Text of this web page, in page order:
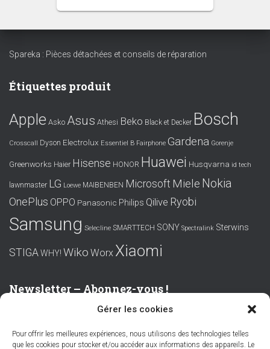
Gérer les cookies
Pour offrir les meilleures expériences, nous utilisons des technologies telles
que les cookies pour stocker et/ou accéder aux informations des appareils. Le
Spareka : Pièces détachées et conseils de réparation
Étiquettes produit
Apple Asko Asus Athesi Beko Black et Decker Bosch
Crosscall Dyson Electrolux Essentiel B Fairphone Gardena Gorenje
Greenworks Haier Hisense HONOR Huawei Husqvarna id tech
lawnmaster LG Loewe MAIBENBEN Microsoft Miele Nokia
OnePlus OPPO Panasonic Philips Qilive Ryobi
Samsung Selecline SMARTTECH SONY Spectralink Sterwins
STIGAWHY! Wiko Worx Xiaomi
Newsletter – Abonnez-vous !
Prénom ou nom complet